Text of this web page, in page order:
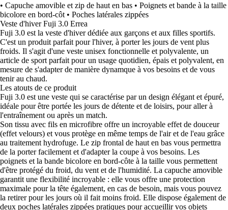
• Capuche amovible et zip de haut en bas • Poignets et bande à la taille
bicolore en bord-côt • Poches latérales zippées
Veste d'hiver Fuji 3.0 Errea
Fuji 3.0 est la veste d'hiver dédiée aux garçons et aux filles sportifs.
C'est un produit parfait pour l'hiver, à porter les jours de vent plus
froids. Il s'agit d'une veste unisex fonctionnelle et polyvalente, un
article de sport parfait pour un usage quotidien, épais et polyvalent, en
mesure de s'adapter de manière dynamque à vos besoins et de vous
tenir au chaud.
Les atouts de ce produit
Fuji 3.0 est une veste qui se caractérise par un design élégant et épuré,
idéale pour être portée les jours de détente et de loisirs, pour aller à
l'entraînement ou après un match.
Son tissu avec fils en microfibre offre un incroyable effet de douceur
(effet velours) et vous protège en même temps de l'air et de l'eau grâce
au traitement hydrofuge. Le zip frontal de haut en bas vous permettra
de la porter facilement et d'adapter la coupe à vos besoins. Les
poignets et la bande bicolore en bord-côte à la taille vous permettent
d'être protégé du froid, du vent et de l'humidité. La capuche amovible
garantit une flexibilité incroyable : elle vous offre une protection
maximale pour la tête également, en cas de besoin, mais vous pouvez
la retirer pour les jours où il fait moins froid. Elle dispose également de
deux poches latérales zippées pratiques pour accueillir vos objets